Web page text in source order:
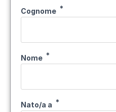
Cognome
Nome
Nato/a a